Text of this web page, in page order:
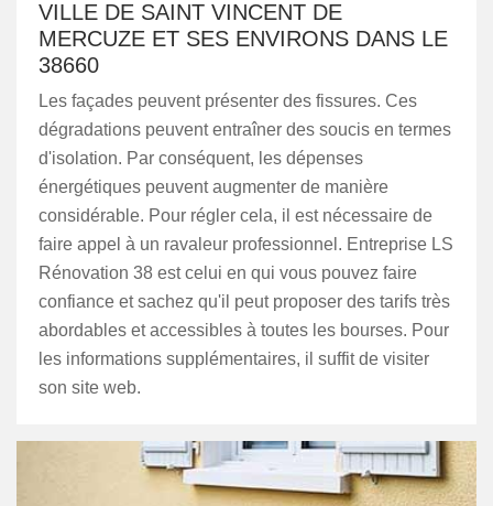
VILLE DE SAINT VINCENT DE
MERCUZE ET SES ENVIRONS DANS LE
38660
Les façades peuvent présenter des fissures. Ces
dégradations peuvent entraîner des soucis en termes
d'isolation. Par conséquent, les dépenses
énergétiques peuvent augmenter de manière
considérable. Pour régler cela, il est nécessaire de
faire appel à un ravaleur professionnel. Entreprise LS
Rénovation 38 est celui en qui vous pouvez faire
confiance et sachez qu'il peut proposer des tarifs très
abordables et accessibles à toutes les bourses. Pour
les informations supplémentaires, il suffit de visiter
son site web.